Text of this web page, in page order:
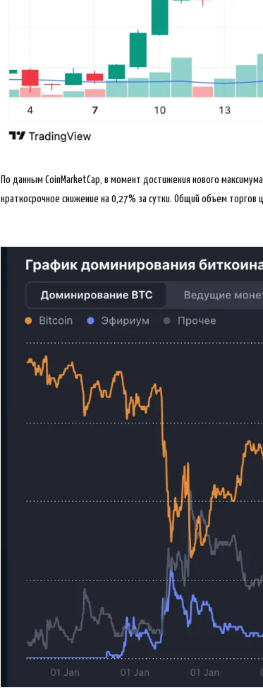
По данным CoinMarketCap, в момент достижения нового
краткосрочное снижение на 0,27% за сутки. Общий объем